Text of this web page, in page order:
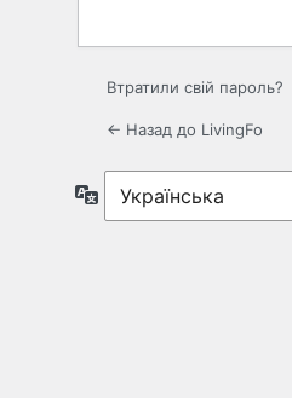
Втратили свій пароль?
← Назад до LivingFo
Мова